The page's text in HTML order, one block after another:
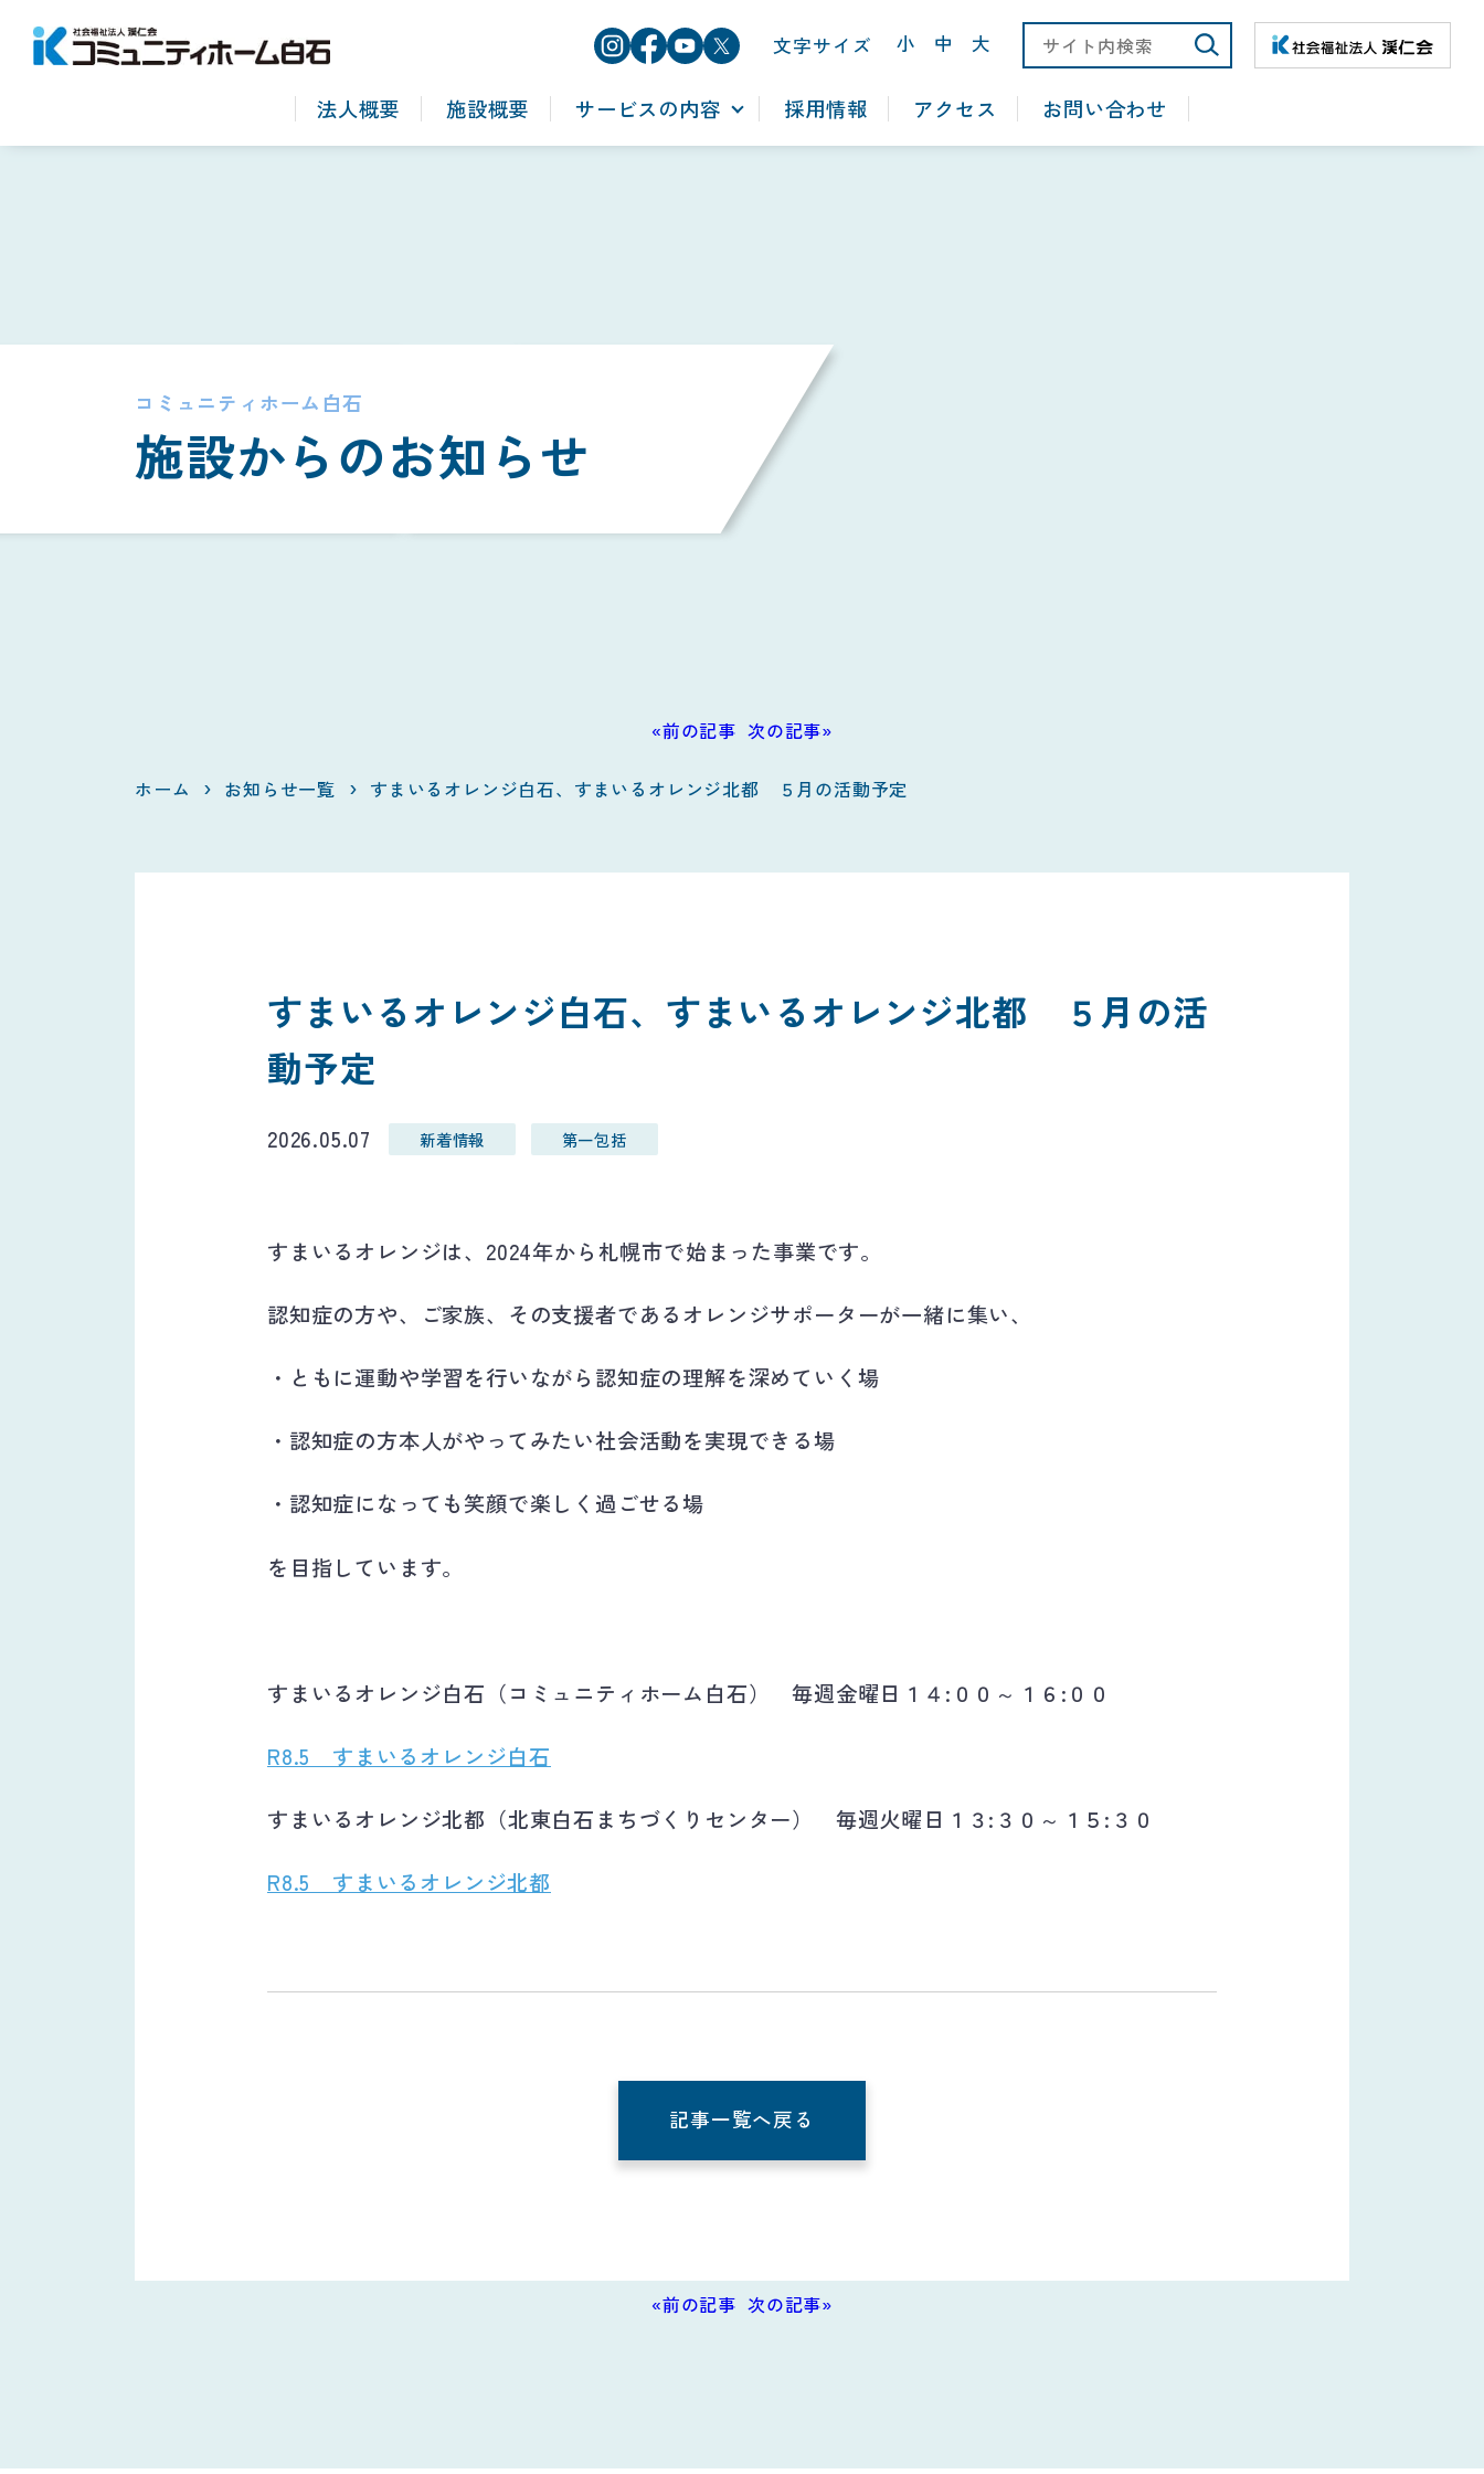
文字サイズ 小 中 大
法人概要 施設概要 サービスの内容 採用情報 アクセス お問い合わせ
コミュニティホーム白石
施設からのお知らせ
«前の記事 次の記事»
ホーム お知らせ一覧 すまいるオレンジ白石、すまいるオレンジ北都 ５月の活動予定
すまいるオレンジ白石、すまいるオレンジ北都 ５月の活
動予定
2026.05.07 新着情報 第一包括
すまいるオレンジは、2024年から札幌市で始まった事業です。
認知症の方や、ご家族、その支援者であるオレンジサポーターが一緒に集い、
・ともに運動や学習を行いながら認知症の理解を深めていく場
・認知症の方本人がやってみたい社会活動を実現できる場
・認知症になっても笑顔で楽しく過ごせる場
を目指しています。
すまいるオレンジ白石（コミュニティホーム白石） 毎週金曜日１４:００～１６:００
R8.5 すまいるオレンジ白石
すまいるオレンジ北都（北東白石まちづくりセンター） 毎週火曜日１３:３０～１５:３０
R8.5 すまいるオレンジ北都
記事一覧へ戻る
«前の記事 次の記事»